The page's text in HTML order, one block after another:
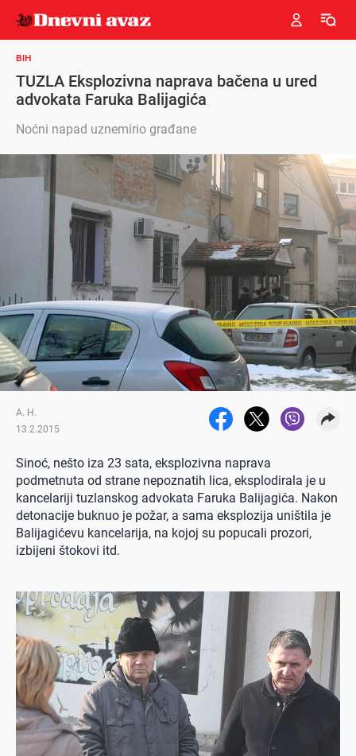
BIH
TUZLA Eksplozivna naprava bačena u ured
advokata Faruka Balijagića
Noćni napad uznemirio građane
A. H.
13.2.2015
Sinoć, nešto iza 23 sata, eksplozivna naprava
podmetnuta od strane nepoznatih lica, eksplodirala je u
kancelariji tuzlanskog advokata Faruka Balijagića. Nakon
detonacije buknuo je požar, a sama eksplozija uništila je
Balijagićevu kancelarija, na kojoj su popucali prozori,
izbijeni štokovi itd.